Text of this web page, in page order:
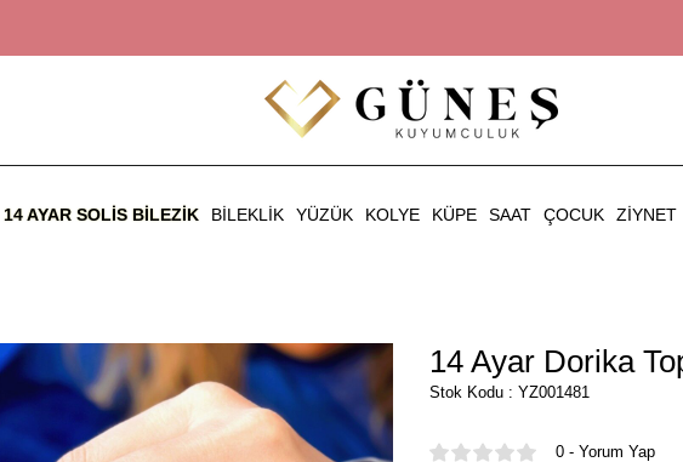
14 AYAR SOLIS BILEZIK BILEKLIK YÜZÜK KOLYE KÜPE SAAT ÇOCUK ZIYNET
14 Ayar Dorika
Stok Kodu : YZ001481
0 - Yorum Yap